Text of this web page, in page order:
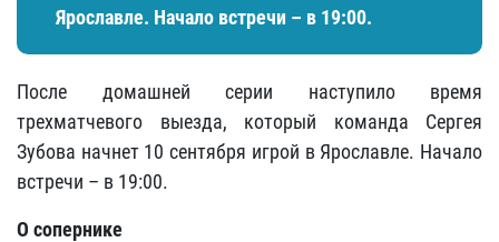
Ярославле. Начало встречи – в 19:00.
После домашней серии наступило время
трехматчевого выезда, который команда Сергея
Зубова начнет 10 сентября игрой в Ярославле. Начало
встречи – в 19:00.
О сопернике